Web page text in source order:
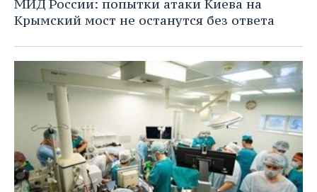
МИД России: попытки атаки Киева на
Крымский мост не останутся без ответа